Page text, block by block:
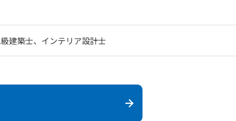
建築士、インテリア設計士